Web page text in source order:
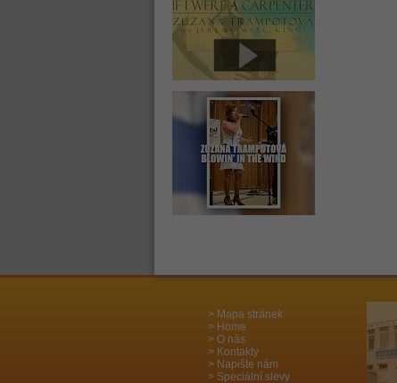
Mapa stránek
Home
O nás
Kontakty
Napište nám
Speciální slevy